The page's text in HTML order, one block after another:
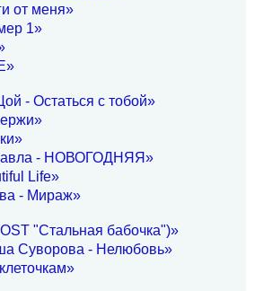
от меня»
1»
- Остаться с тобой»
- НОВОГОДНЯЯ»
Life»
- Мираж»
"Стальная бабочка")»
Суворова - Нелюбовь»